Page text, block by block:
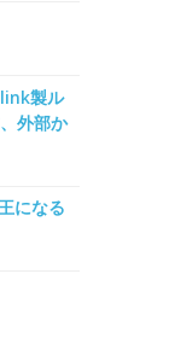
製ル
外部か
になる